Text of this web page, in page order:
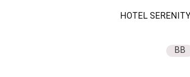
BB